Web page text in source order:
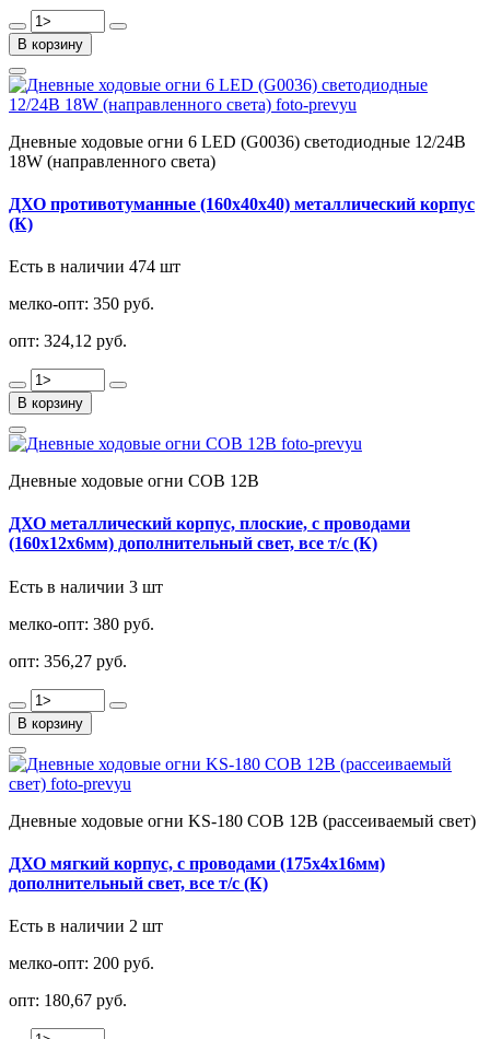
В корзину
Дневные ходовые огни 6 LED (G0036) светодиодные 12/24В
18W (направленного света)
ДХО противотуманные (160х40х40) металлический корпус
(К)
Есть в наличии 474 шт
мелко-опт: 350 руб.
опт: 324,12 руб.
В корзину
Дневные ходовые огни COB 12В
ДХО металлический корпус, плоские, с проводами
(160х12х6мм) дополнительный свет, все т/с (К)
Есть в наличии 3 шт
мелко-опт: 380 руб.
опт: 356,27 руб.
В корзину
Дневные ходовые огни KS-180 COB 12В (рассеиваемый свет)
ДХО мягкий корпус, с проводами (175х4х16мм)
дополнительный свет, все т/с (К)
Есть в наличии 2 шт
мелко-опт: 200 руб.
опт: 180,67 руб.